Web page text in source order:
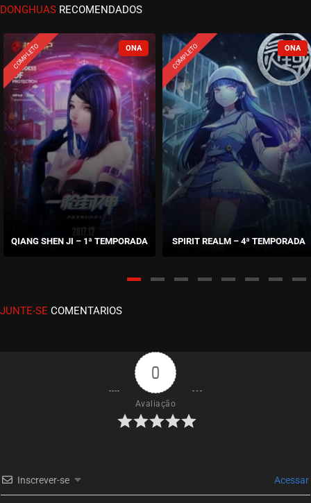
ASSISTIDO
EPISÓDIO 54
ASSISTIDO
EPISÓDIO 53
dezembro 27, 2020
ASSISTIDO
EPISÓDIO 52
dezembro 27, 2020
EPISÓDIO 51
ASSISTIDO
EPISÓDIO 49
dezembro 26, 2020
EPISÓDIO 48
EPISÓDIO 47
DONGHUAS RECOMENDADOS
COMPLETO
QIANG SHEN JI – 1ª TEMPORADA
COMPLETO
SPIRIT REALM – 4ª TEMPORADA
JUNTE-SE COMENTARIOS
0
Avaliação
Inscrever-se Acessar